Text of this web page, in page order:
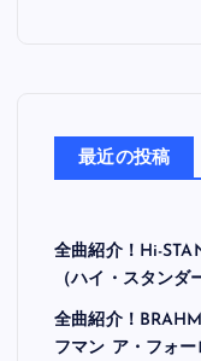
最近の投稿
全曲紹介！Hi-
（ハイ・スタンダ
全曲紹介！
フマン ア・フォー